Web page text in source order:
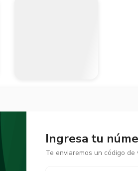
Ingresa tu
Te enviaremos un código de